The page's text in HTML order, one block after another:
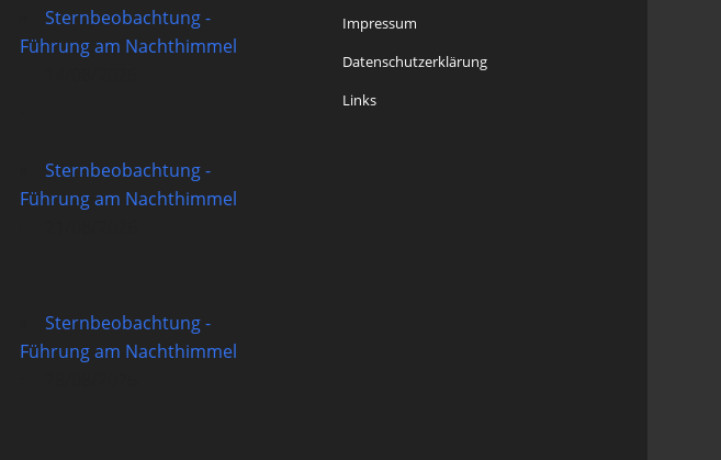
Sternbeobachtung -
Führung am Nachthimmel
Sternbeobachtung -
Führung am Nachthimmel
Sternbeobachtung -
Führung am Nachthimmel
Impressum
Datenschutzerklärung
Links